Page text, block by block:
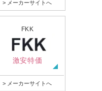
> メーカーサイトへ
FKK
激安特価
> メーカーサイトへ